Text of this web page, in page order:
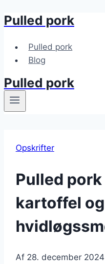
Fortsæt
indhold
Pulled pork
Pulled pork
Blog
Pulled pork
Opskrifter
Pulled
kartoffel og
Af 28. december 2024